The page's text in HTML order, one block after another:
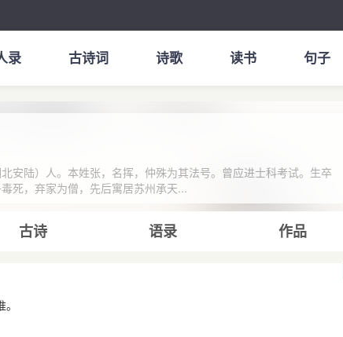
录 古诗词 诗歌 读书 句子
安陆）人。本姓张，名挥，仲殊为其法号。曾应进士科考试。生卒
死，弃家为僧，先后寓居苏州承天...
古诗 语录 作品